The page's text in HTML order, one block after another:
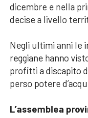
dicembre e nella
decise a livello
Negli ultimi anni le
reggiane hanno
profitti a discapito
perso potere
L’assemblea